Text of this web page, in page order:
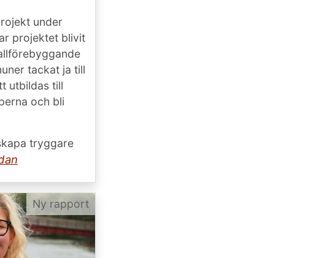
under
projektet blivit
tackat ja till
utbildas till
och bli
tryggare
Ny rapport